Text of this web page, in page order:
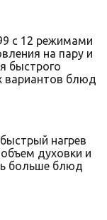
с 12 режимами
на пару и
быстрого
вариантов блюд
нагрев
духовки и
больше блюд